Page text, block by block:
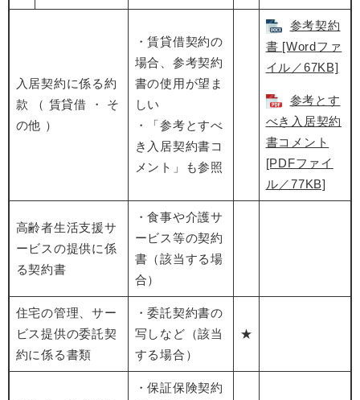
入居契約に係る約
款 （ 賃貸借 ・ そ
の他 ）
・賃貸借契約の
場合、参考契約
書の使用が望ま
しい
・「参考とすべ
き入居契約書コ
メント」も参照
参考契約
書 [Wordファ
イル／67KB]
参考とす
べき入居契約
書コメント
[PDFファイ
ル／77KB]
高齢者生活支援サ
ービスの提供に係
る契約書
・食事や介護サ
ービス等の契約
書（該当する場
合）
住宅の管理、サー
ビス提供の委託契
約に係る書類
・委託契約書の
写しなど（該当
する場合）
★
・保証保険契約